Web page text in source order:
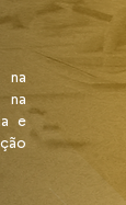
na
na
e